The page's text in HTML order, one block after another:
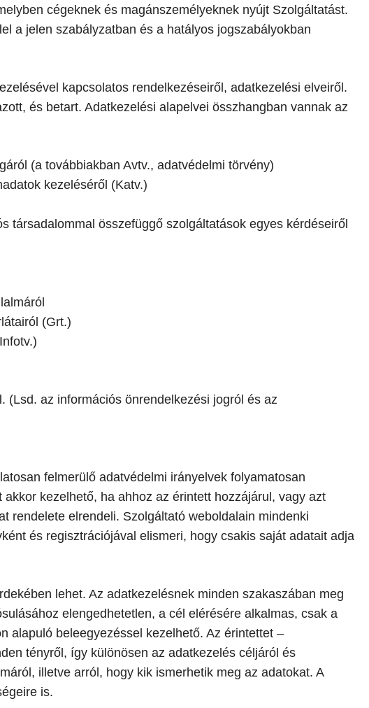
cégeknek és magánszemélyeknek nyújt Szolgáltatást.
a jelen szabályzatban és a hatályos jogszabályokban
kapcsolatos rendelkezéseiről, adatkezelési elveiről.
és betart. Adatkezelési alapelvei összhangban vannak az
(a továbbiakban Avtv., adatvédelmi törvény)
kezeléséről (Katv.)
társadalommal összefüggő szolgáltatások egyes kérdéseiről
(Grt.)
(Lsd. az információs önrendelkezési jogról és az
felmerülő adatvédelmi irányelvek folyamatosan
kezelhető, ha ahhoz az érintett hozzájárul, vagy azt
rendelete elrendeli. Szolgáltató weboldalain mindenki
és regisztrációjával elismeri, hogy csakis saját adatait adja
lehet. Az adatkezelésnek minden szakaszában meg
elengedhetetlen, a cél elérésére alkalmas, csak a
alapuló beleegyezéssel kezelhető. Az érintettet –
tényről, így különösen az adatkezelés céljáról és
illetve arról, hogy kik ismerhetik meg az adatokat. A
is.